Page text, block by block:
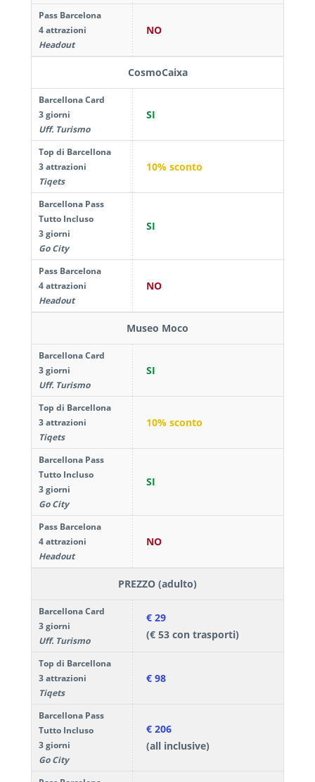
Pass Barcelona
4 attrazioni
Headout
NO
CosmoCaixa
Barcellona Card
3 giorni
Uff. Turismo
SI
Top di Barcellona
3 attrazioni
Tiqets
10% sconto
Barcellona Pass
Tutto Incluso
3 giorni
Go City
SI
Pass Barcelona
4 attrazioni
Headout
NO
Museo Moco
Barcellona Card
3 giorni
Uff. Turismo
SI
Top di Barcellona
3 attrazioni
Tiqets
10% sconto
Barcellona Pass
Tutto Incluso
3 giorni
Go City
SI
Pass Barcelona
4 attrazioni
Headout
NO
PREZZO (adulto)
Barcellona Card
3 giorni
Uff. Turismo
€ 29
(€ 53 con trasporti)
Top di Barcellona
3 attrazioni
Tiqets
€ 98
Barcellona Pass
Tutto Incluso
3 giorni
Go City
€ 206
(all inclusive)